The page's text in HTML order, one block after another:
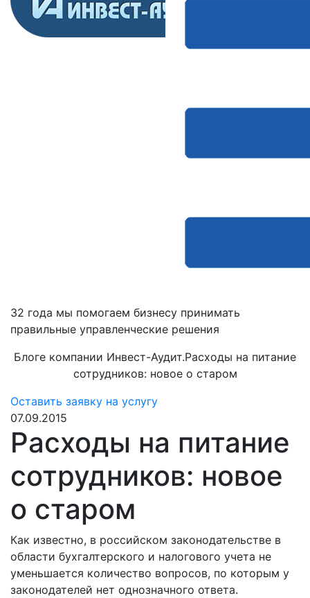
32 года мы помогаем бизнесу принимать
правильные управленческие решения
Блоге компании Инвест-Аудит.Расходы на питание
сотрудников: новое о старом
Оставить заявку на услугу
07.09.2015
Расходы на питание
сотрудников: новое
о старом
Как известно, в российском законодательстве в
области бухгалтерского и налогового учета не
уменьшается количество вопросов, по которым у
законодателей нет однозначного ответа.